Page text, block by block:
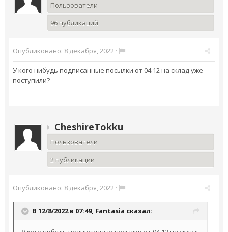
Пользователи
96 публикаций
Опубликовано: 8 декабря, 2022 ·
У кого нибудь подписанные посылки от 04.12 на склад уже
поступили?
CheshireTokku
Пользователи
2 публикации
Опубликовано: 8 декабря, 2022 ·
В 12/8/2022 в 07:49, Fantasia сказал: